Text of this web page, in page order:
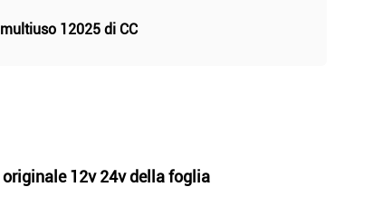
12025 di CC
12v 24v della foglia